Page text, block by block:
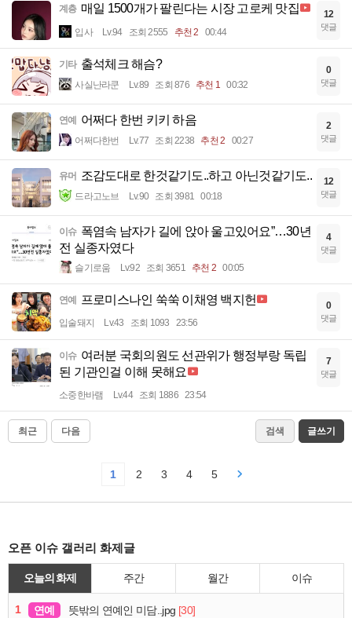
계층 매일 1500개가 팔린다는 시장 고로케 맛집
입사 Lv.94 조회 2555 추천 2 00:44
12
댓글
기타 출석체크 해슴?
사실난라쿤 Lv.89 조회 876 추천 1 00:32
0
댓글
연예 어쩌다 한번 키키 하음
어쩌다한번 Lv.77 조회 2238 추천 2 00:27
2
댓글
유머 조감도대로 한것같기도..하고 아닌것같기도..
드라고노브 Lv.90 조회 3981 00:18
12
댓글
이슈 폭염속 남자가 길에 앉아 울고있어요”…30년
전 실종자였다
슬기로움 Lv.92 조회 3651 추천 2 00:05
4
댓글
연예 프로미스나인 쑥쑥 이채영 백지헌
입술돼지 Lv.43 조회 1093 23:56
0
댓글
이슈 여러분 국회의원도 선관위가 행정부랑 독립
된 기관인걸 이해 못해요
소중한바램 Lv.44 조회 1886 23:54
7
댓글
최근 다음 검색 글쓰기
1 2 3 4 5
오픈 이슈 갤러리 화제글
오늘의 화제 주간 월간 이슈
1 연예 뜻밖의 연예인 미담..jpg [30]